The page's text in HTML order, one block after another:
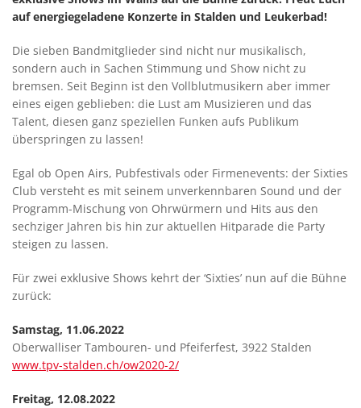
auf energiegeladene Konzerte in Stalden und Leukerbad!
Die sieben Bandmitglieder sind nicht nur musikalisch,
sondern auch in Sachen Stimmung und Show nicht zu
bremsen. Seit Beginn ist den Vollblutmusikern aber immer
eines eigen geblieben: die Lust am Musizieren und das
Talent, diesen ganz speziellen Funken aufs Publikum
überspringen zu lassen!
Egal ob Open Airs, Pubfestivals oder Firmenevents: der Sixties
Club versteht es mit seinem unverkennbaren Sound und der
Programm-Mischung von Ohrwürmern und Hits aus den
sechziger Jahren bis hin zur aktuellen Hitparade die Party
steigen zu lassen.
Für zwei exklusive Shows kehrt der ‘Sixties’ nun auf die Bühne
zurück:
Samstag, 11.06.2022
Oberwalliser Tambouren- und Pfeiferfest, 3922 Stalden
www.tpv-stalden.ch/ow2020-2/
Freitag, 12.08.2022